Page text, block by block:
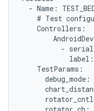
- Name :
# Test
Controllers :
- serial
label :
TestParams :
debug_mode :
rotator_cntl